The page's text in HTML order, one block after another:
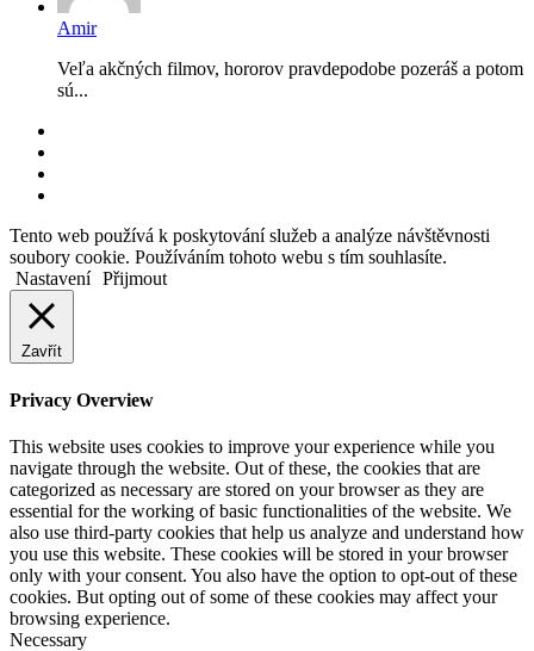
Amir
Veľa akčných filmov, hororov pravdepodobe pozeráš a potom
sú...
Back
to
top
button
Tento web používá k poskytování služeb a analýze návštěvnosti
soubory cookie. Používáním tohoto webu s tím souhlasíte.
Nastavení Přijmout
Zavřít
Privacy Overview
This website uses cookies to improve your experience while you
navigate through the website. Out of these, the cookies that are
categorized as necessary are stored on your browser as they are
essential for the working of basic functionalities of the website. We
also use third-party cookies that help us analyze and understand how
you use this website. These cookies will be stored in your browser
only with your consent. You also have the option to opt-out of these
cookies. But opting out of some of these cookies may affect your
browsing experience.
Necessary